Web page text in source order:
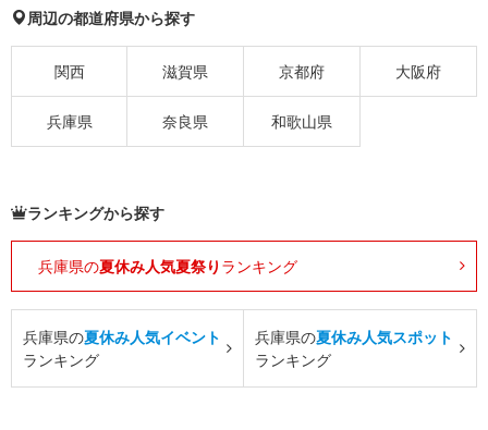
周辺の都道府県から探す
関西 滋賀県 京都府 大阪府
兵庫県 奈良県 和歌山県
ランキングから探す
兵庫県の夏休み人気夏祭り ランキング
兵庫県の夏休み人気イベント
ランキング
兵庫県の夏休み人気スポット
ランキング